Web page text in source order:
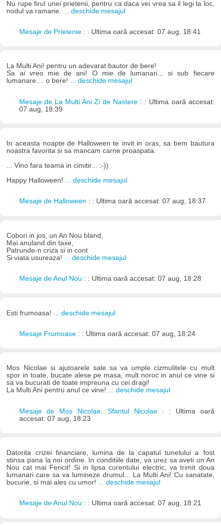
Nu rupe firul unei prietenii, pentru ca daca vei vrea sa il legi la loc,
nodul va ramane.
... deschide mesajul
Mesaje de Prietenie : : Ultima oară accesat: 07 aug, 18:41
La Multi Ani! pentru un adevarat bautor de bere!
Sa ai vreo mie de ani! O mie de lumanari... si sub fiecare
lumanare.... o bere! ... deschide mesajul
Mesaje de La Multi Ani Zi de Nastere : : Ultima oară accesat:
07 aug, 18:39
In aceasta noapte de Halloween te invit in oras, sa bem bautura
noastra favorita si sa mancam carne proaspata.
... Vino fara teama in cimitir... :-))
Happy Halloween! ... deschide mesajul
Mesaje de Halloween : : Ultima oară accesat: 07 aug, 18:37
Cobori in jos, un An Nou bland,
Mai anuland din taxe,
Patrunde-n criza si in cont
Si viata usureaza!
... deschide mesajul
Mesaje de Anul Nou : : Ultima oară accesat: 07 aug, 18:28
Esti frumoasa! ... deschide mesajul
Mesaje Frumoase : : Ultima oară accesat: 07 aug, 18:24
Mos Nicolae si ajutoarele sale sa va umple cizmulitele cu mult
spor in toate, bucate alese pe masa, mult noroc in anul ce vine si
sa va bucurati de toate impreuna cu cei dragi!
La Multi Ani pentru anul ce vine! ... deschide mesajul
Mesaje de Mos Nicolae, Sfantul Nicolae : : Ultima oară
accesat: 07 aug, 18:23
Datorita crizei financiare, lumina de la capatul tunelului a fost
stinsa pana la noi ordine. In conditiile date, va urez sa aveti un An
Nou cat mai Fericit! Si in lipsa curentului electric, va trimit doua
lumanari care sa va lumineze drumul... La Multi Ani! Cu sanatate,
bucurie, si mai ales cu umor! ... deschide mesajul
Mesaje de Anul Nou : : Ultima oară accesat: 07 aug, 18:21